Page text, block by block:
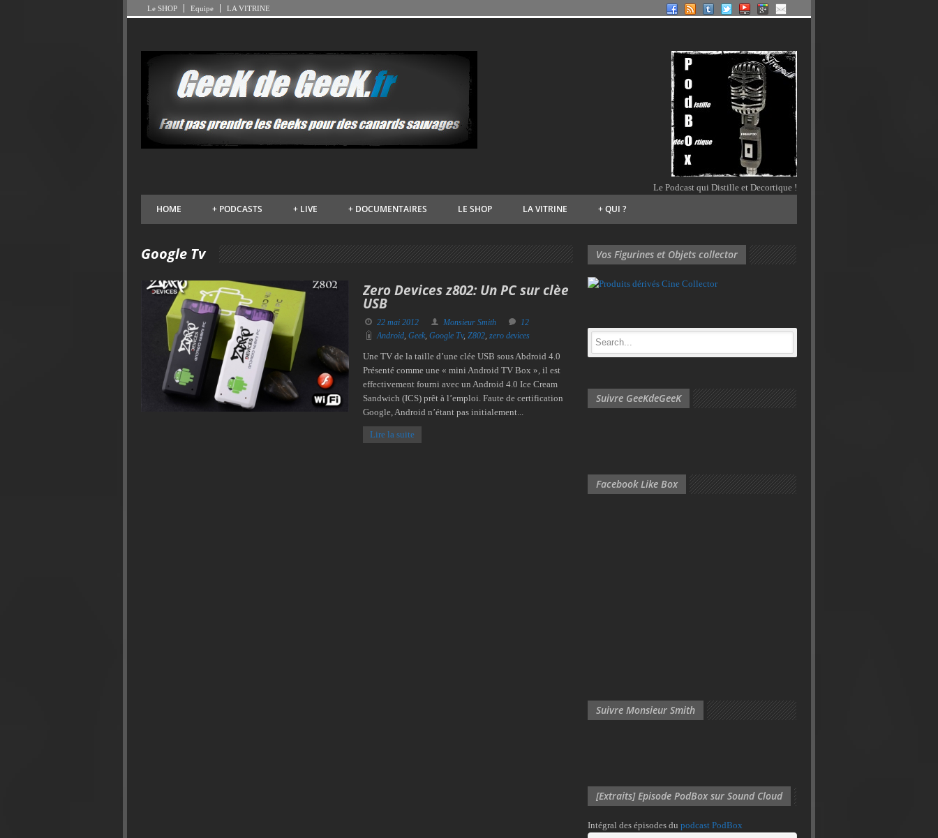
Le SHOP Equipe LA VITRINE
Le Podcast qui Distille et Decortique !
HOME PODCASTS
+ LIVE
+ DOCUMENTAIRES
+ LE SHOP LA VITRINE QUI ?
+
Google Tv
Zero Devices z802: Un PC sur clèe
USB
22 mai 2012 Monsieur Smith
12
Android, Geek, Google Tv, Z802, zero devices
Une TV de la taille d’une clée USB sous Abdroid 4.0
Présenté comme une « mini Android TV Box », il est
effectivement fourni avec un Android 4.0 Ice Cream
Sandwich (ICS) prêt à l’emploi. Faute de certification
Google, Android n’étant pas initialement...
Lire la suite
Vos Figurines et Objets collector
Suivre GeeKdeGeeK
Facebook Like Box
Suivre Monsieur Smith
[Extraits] Episode PodBox sur Sound Cloud
Intégral des épisodes du podcast PodBox